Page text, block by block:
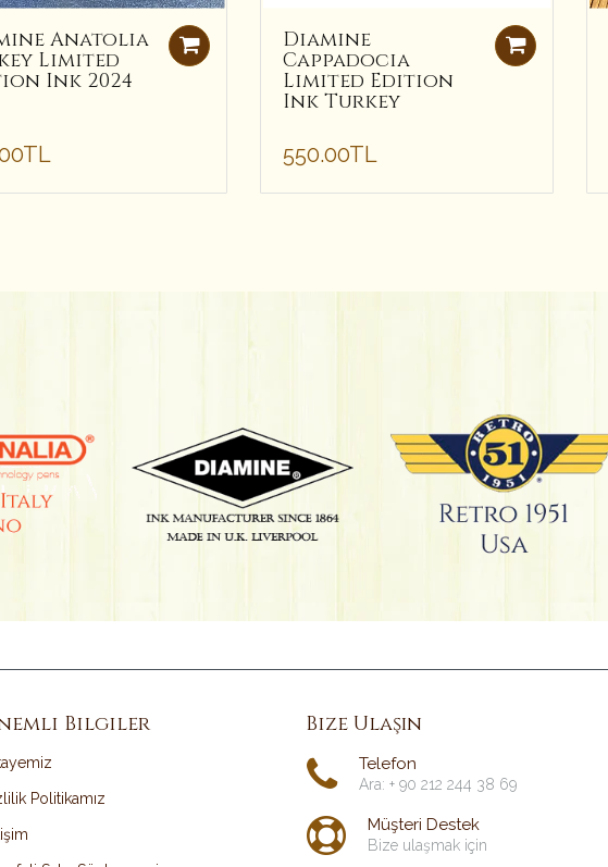
Anatolia
Limited
Ink 2024
Diamine
Cappadocia
Limited Edition
Ink Turkey
550.00TL
Bilgiler
Politikamız
Bize Ulaşın
Telefon
Ara: + 90 212 244 38 69
Müşteri Destek
Bize ulaşmak için